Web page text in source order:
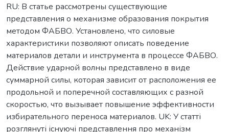
RU: В статье рассмотрены существующие
представления о механизме образования покрытия
методом ФАБВО. Установлено, что силовые
характеристики позволяют описать поведение
материалов детали и инструмента в процессе ФАБВО.
Действие ударной волны представлено в виде
суммарной силы, которая зависит от расположения ее
продольной и поперечной составляющих с разной
скоростью, что вызывает повышение эффективности
избирательного переноса материалов. UK: У статті
розглянуті існуючі представлення про механізм